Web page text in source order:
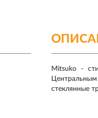
Mitsuko -
стеклянные